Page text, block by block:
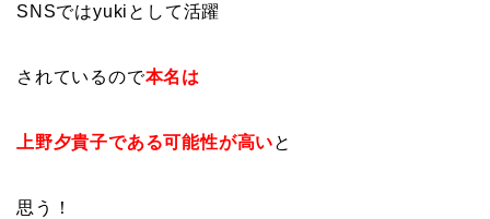
SNSではyukiとして活躍
されているので本名は
上野夕貴子である可能性が高いと
思う！